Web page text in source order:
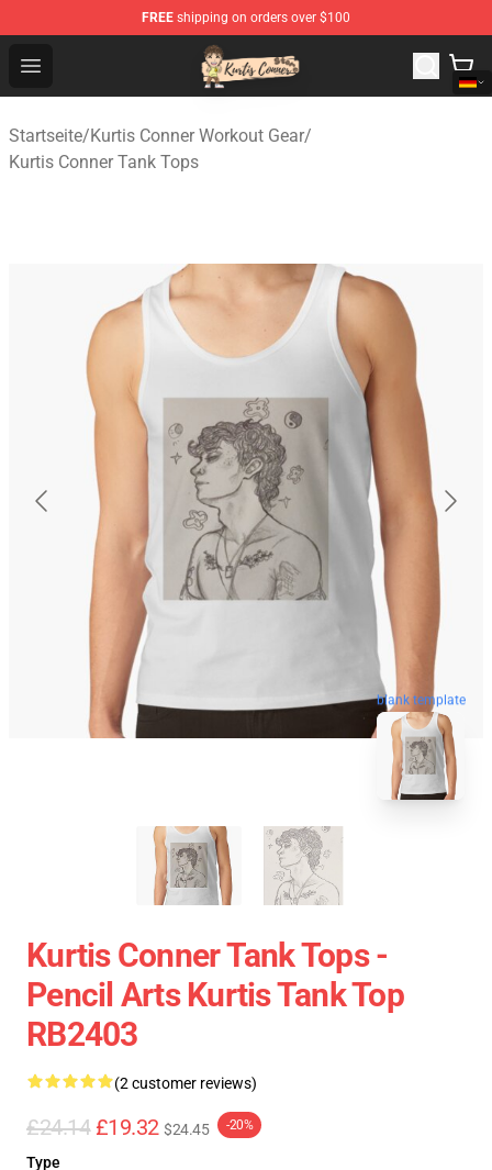
FREE shipping on orders over $100
Open menu
Kurtis Conner Store - Official Kurtis Conner Merchandise
Startseite/Kurtis Conner Workout Gear/
Kurtis Conner Tank Tops
blank template
Kurtis Conner Tank Tops -
Pencil Arts Kurtis Tank Top
RB2403
(2 customer reviews)
£24.14 £19.32 $24.45 -20%
Type